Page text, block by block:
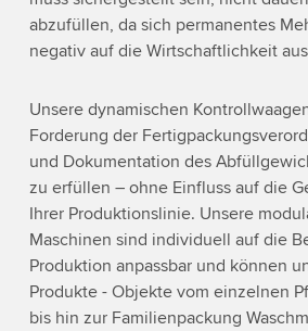
abzufüllen, da sich permanentes
negativ auf die Wirtschaftlichkeit
Unsere dynamischen
Forderung der
und Dokumentation des
zu erfüllen – ohne Einfluss auf die
Ihrer Produktionslinie. Unsere
Maschinen sind individuell auf die
Produktion anpassbar und können
Produkte - Objekte vom einzelnen
bis hin zur Familienpackung